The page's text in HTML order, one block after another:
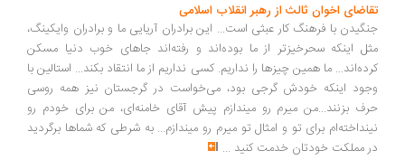
اخوان ثالث از رهبر انقلاب اسلامی
با فرهنگ کار عبثی است... این برادران آریایی ما و برادران وایکینگ،
اینکه سحرخیزتر از ما بوده‌اند و رفته‌اند جاهای خوب دنیا مسکن
ما همین چیزها را نداریم. کسی نداریم از ما انتقاد بکند... استالین با
اینکه خودش گرجی بود، می‌خواست در گرجستان نیز همه روسی
بزنند...من میرم رو میندازم پیش آقای خامنه‌ای، من برای خودم رو
برای تو و امثال تو میرم رو میندازم... به شرطی که شماها برگردید
مملکت خودتان خدمت کنید...